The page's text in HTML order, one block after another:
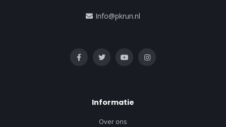
Info@pkrun.nl
Informatie
Over ons